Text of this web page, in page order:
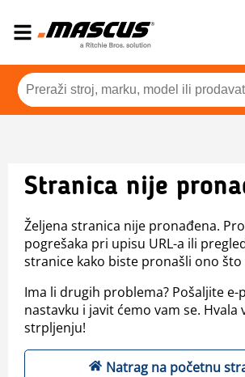
Stranica nije
Željena stranica nije pronađena.
pogrešaka pri upisu URL-a ili
stranice kako biste pronašli ono
Ima li drugih problema? Pošaljite e-
nastavku i javit ćemo vam se. Hvala
strpljenju!
Natrag na početnu